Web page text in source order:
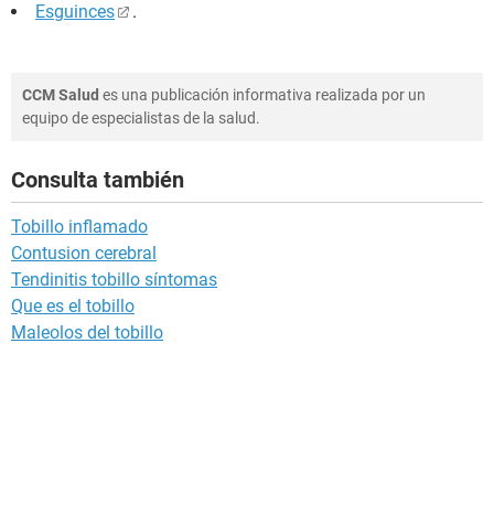
Esguinces
.
CCM Salud es una publicación informativa realizada por un
equipo de especialistas de la salud.
Consulta también
Tobillo inflamado
Contusion cerebral
Tendinitis tobillo síntomas
Que es el tobillo
Maleolos del tobillo